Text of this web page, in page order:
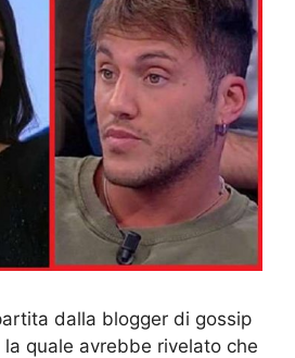
dalla blogger di gossip
la quale avrebbe rivelato che